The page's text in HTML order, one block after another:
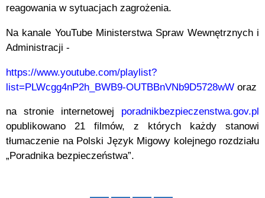
reagowania w sytuacjach zagrożenia.
Na kanale YouTube Ministerstwa Spraw Wewnętrznych i
Administracji -
https://www.youtube.com/playlist?
list=PLWcgg4nP2h_BWB9-OUTBBnVNb9D5728wW oraz
na stronie internetowej poradnikbezpieczenstwa.gov.pl
opublikowano 21 filmów, z których każdy stanowi
tłumaczenie na Polski Język Migowy kolejnego rozdziału
„Poradnika bezpieczeństwa”.